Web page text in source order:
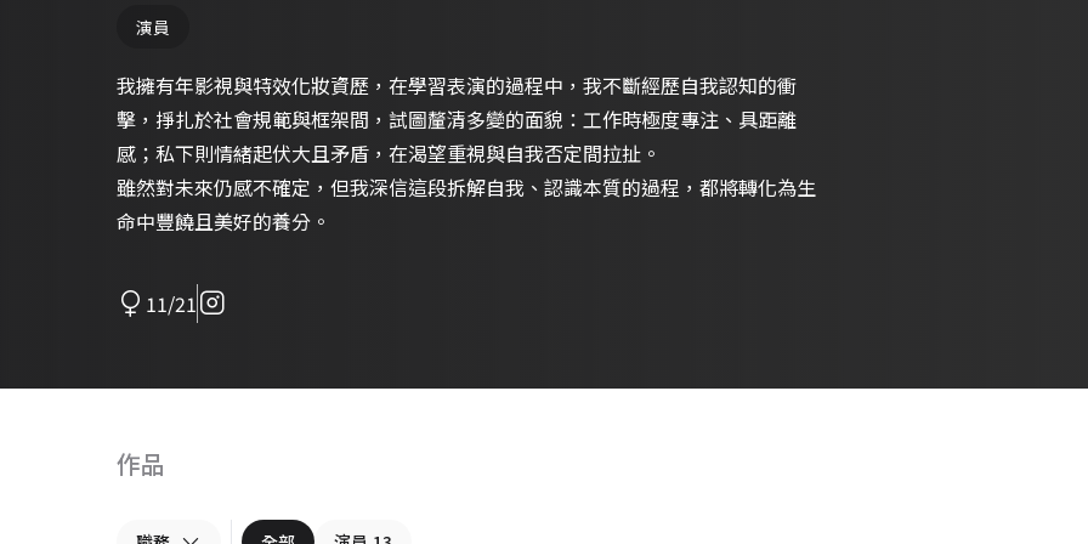
演員
我擁有年影視與特效化妝資歷，在學習表演的過程中，我不斷經歷自我認知的衝
擊，掙扎於社會規範與框架間，試圖釐清多變的面貌：工作時極度專注、具距離
感；私下則情緒起伏大且矛盾，在渴望重視與自我否定間拉扯。
雖然對未來仍感不確定，但我深信這段拆解自我、認識本質的過程，都將轉化為生
命中豐饒且美好的養分。
11/21
作品